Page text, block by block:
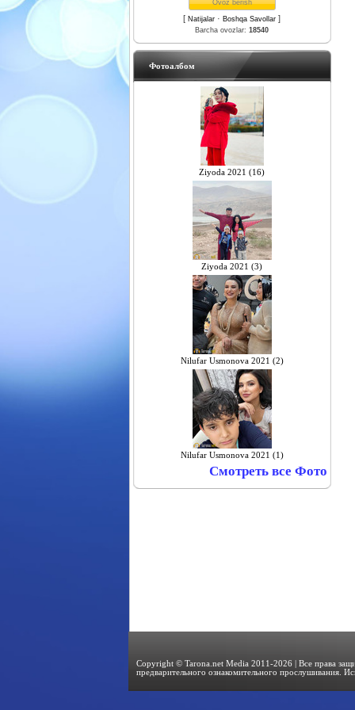
[ Natijalar · Boshqa Savollar ]
Barcha ovozlar: 18540
Фотоалбом
Ziyoda 2021 (16)
Ziyoda 2021 (3)
Nilufar Usmonova 2021 (2)
Nilufar Usmonova 2021 (1)
Смотреть все Фото
Copyright © Tarona.net Media 2011-2026 | Все права
предварительного ознакомительного прослушивания.